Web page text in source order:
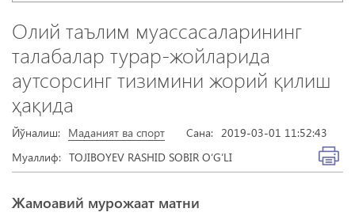
Олий таълим муассасаларининг
талабалар турар-жойларида
аутсорсинг тизимини жорий қилиш
ҳақида
Йўналиш: Маданият ва спорт Сана: 2019-03-01 11:52:43
Муаллиф: TOJIBOYEV RASHID SOBIR O‘G‘LI
Жамоавий мурожаат матни